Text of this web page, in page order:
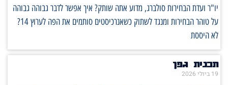
יו"ר ועדת הבחירות סולברג, מדוע אתה שותק? איך אפשר לדבר גבוהה גבוהה
על טוהר הבחירות ומנגד לשתוק כשאנרכיסטים סותמים את הפה לערוץ 14?
לא היססת
תכנית גפן
19 ביולי 2026